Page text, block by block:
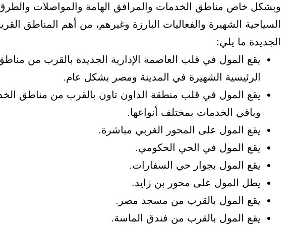
وبشكل خاص مناطق الخدمات والمرافق الهامة والمواصلات والطرق
السياحية الشهيرة والفعاليات البارزة وغيرهم، من أهم المناطق
الجديدة ما يلي:
يقع المول في قلب العاصمة الإدارية الجديدة بالقرب من
الرئيسية الشهيرة في المدينة ومصر بشكل عام.
يقع المول في قلب منطقة الداون تاون بالقرب من مناطق
وباقي الخدمات بمختلف أنواعها.
يقع المول على المحور الغربي مباشرة.
يقع المول في الحي الحكومي.
يقع المول بجوار حي السفارات.
يطل المول على محور بن زايد.
يقع المول بالقرب من مسجد مصر.
يقع المول بالقرب من فندق الماسة.